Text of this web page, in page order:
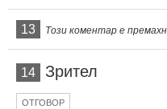
13 Този коментар е
14 Зрител
ОТГОВОР